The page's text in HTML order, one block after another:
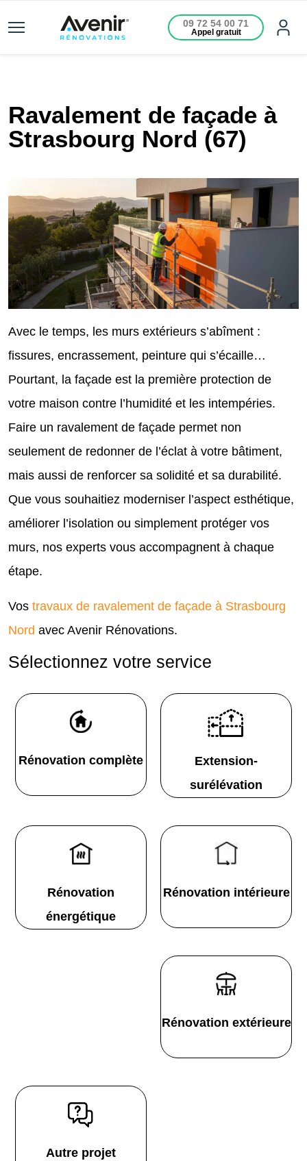
09 72 54 00 71
Appel gratuit
Ravalement de façade à
Strasbourg Nord (67)
Avec le temps, les murs extérieurs s’abîment :
fissures, encrassement, peinture qui s’écaille…
Pourtant, la façade est la première protection de
votre maison contre l’humidité et les intempéries.
Faire un ravalement de façade permet non
seulement de redonner de l’éclat à votre bâtiment,
mais aussi de renforcer sa solidité et sa durabilité.
Que vous souhaitiez moderniser l’aspect esthétique,
améliorer l’isolation ou simplement protéger vos
murs, nos experts vous accompagnent à chaque
étape.
Vos travaux de ravalement de façade à Strasbourg
Nord avec Avenir Rénovations.
Sélectionnez votre service
Rénovation complète
Extension-
surélévation
Rénovation
énergétique
Rénovation intérieure
Rénovation extérieure
Autre projet